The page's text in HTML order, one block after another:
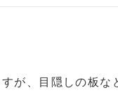
が、目隠しの板な